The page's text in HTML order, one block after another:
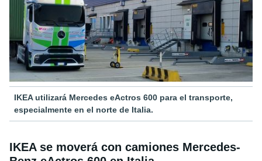
IKEA utilizará Mercedes eActros 600 para el transporte,
especialmente en el norte de Italia.
IKEA se moverá con camiones Mercedes-